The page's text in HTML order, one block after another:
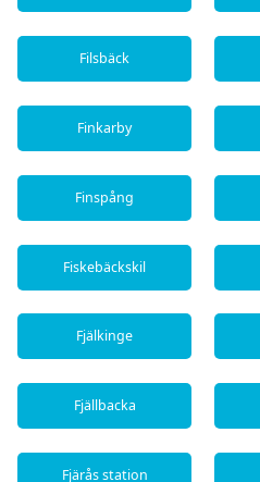
Filsbäck
Finkarby
Finspång
Fiskebäckskil
Fjälkinge
Fjällbacka
Fjärås station